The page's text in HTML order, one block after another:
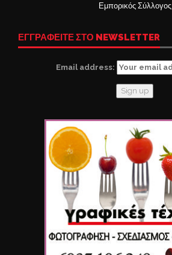
Εμπορικός Σύλλογος
ΕΓΓΡΑΦΕΙΤΕ ΣΤΟ NEWSLETTER
Email address: